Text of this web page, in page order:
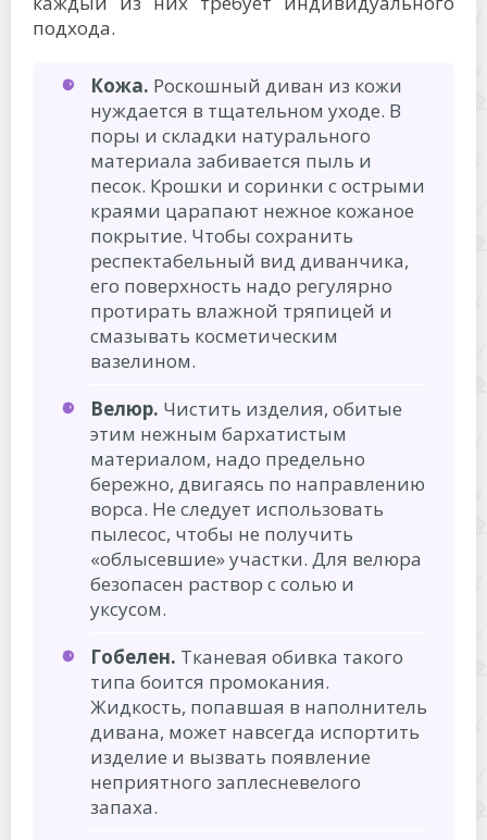
подхода.
Кожа. Роскошный диван из кожи
нуждается в тщательном уходе. В
поры и складки натурального
материала забивается пыль и
песок. Крошки и соринки с острыми
краями царапают нежное кожаное
покрытие. Чтобы сохранить
респектабельный вид диванчика,
его поверхность надо регулярно
протирать влажной тряпицей и
смазывать косметическим
вазелином.
Велюр. Чистить изделия, обитые
этим нежным бархатистым
материалом, надо предельно
бережно, двигаясь по направлению
ворса. Не следует использовать
пылесос, чтобы не получить
«облысевшие» участки. Для велюра
безопасен раствор с солью и
уксусом.
Гобелен. Тканевая обивка такого
типа боится промокания.
Жидкость, попавшая в наполнитель
дивана, может навсегда испортить
изделие и вызвать появление
неприятного заплесневелого
запаха.